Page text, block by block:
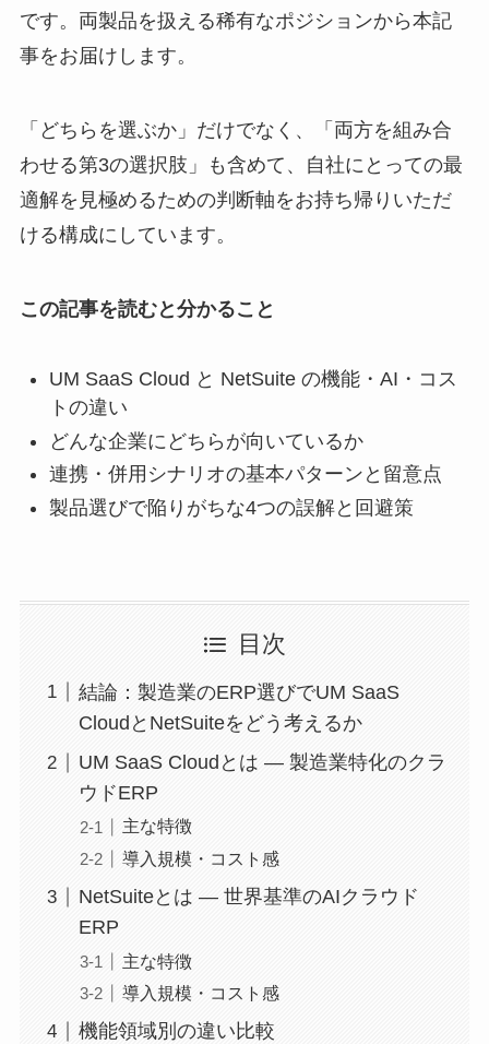
です。両製品を扱える稀有なポジションから本記
事をお届けします。
「どちらを選ぶか」だけでなく、「両方を組み合
わせる第3の選択肢」も含めて、自社にとっての最
適解を見極めるための判断軸をお持ち帰りいただ
ける構成にしています。
この記事を読むと分かること
UM SaaS Cloud と NetSuite の機能・AI・コス
トの違い
どんな企業にどちらが向いているか
連携・併用シナリオの基本パターンと留意点
製品選びで陥りがちな4つの誤解と回避策
目次
結論：製造業のERP選びでUM SaaS
CloudとNetSuiteをどう考えるか
UM SaaS Cloudとは — 製造業特化のクラ
ウドERP
主な特徴
導入規模・コスト感
NetSuiteとは — 世界基準のAIクラウド
ERP
主な特徴
導入規模・コスト感
機能領域別の違い比較